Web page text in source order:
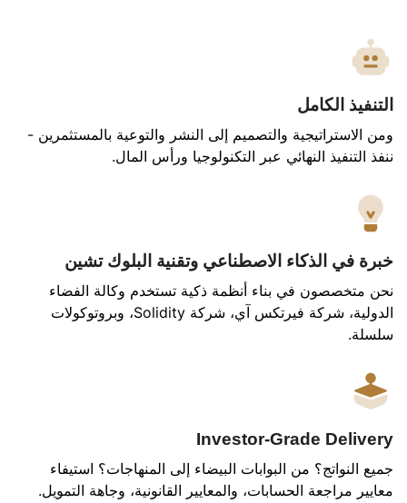
التنفيذ الكامل
ومن الاستراتيجية والتصميم إلى النشر والتوعية بالمستثمرين -
ننفذ التنفيذ النهائي عبر التكنولوجيا ورأس المال.
خبرة في الذكاء الاصطناعي وتقنية البلوك تشين
نحن متخصصون في بناء أنظمة ذكية تستخدم وكالة الفضاء
الدولية، شركة فيرتكس آي، شركة Solidity، وبروتوكولات
سلسلة.
Investor-Grade Delivery
جميع النواتج؟ من البوابات البيضاء إلى المنهاجات؟ استيفاء
معايير مراجعة الحسابات، والمعايير القانونية، وجاهة التمويل.